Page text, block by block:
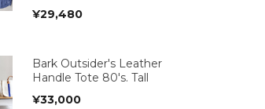
¥29,480
Bark Outsider's Leather
Handle Tote 80's. Tall
¥33,000